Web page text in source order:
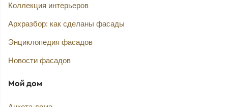
Коллекция интерьеров
Архразбор: как сделаны фасады
Энциклопедия фасадов
Новости фасадов
Мой дом